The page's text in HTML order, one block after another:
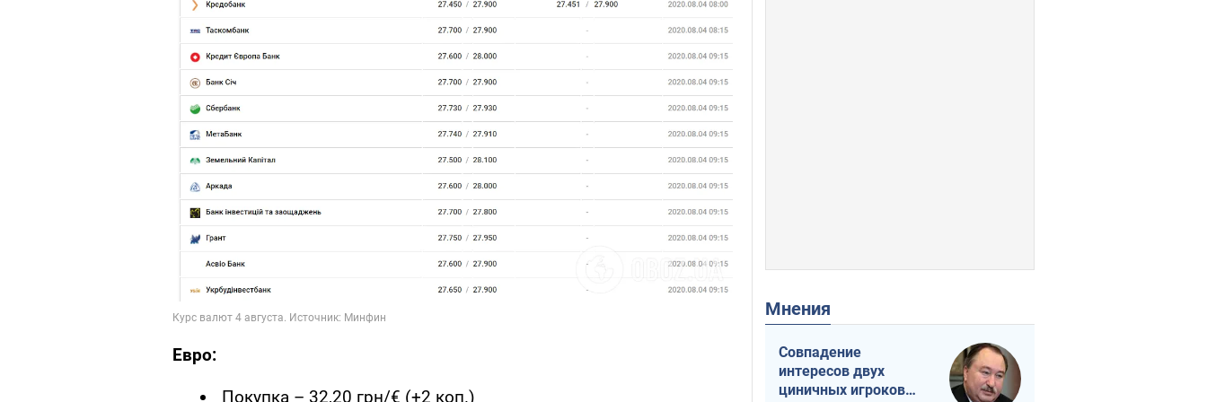
Евро:
Покупка – 32,20 грн/€ (+2 коп.)
Мнения
Совпадение
интересов двух
циничных игроков